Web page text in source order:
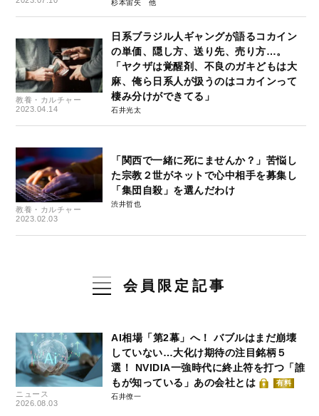
杉本宙矢
教養・カルチャー
2023.04.14
日系ブラジル人ギャングが語るコカイン
の単価、隠し方、送り先、売り方…。
「ヤクザは覚醒剤、不良のガキどもは大
麻、俺ら日系人が扱うのはコカインって
棲み分けができてる」
石井光太
教養・カルチャー
2023.02.03
「関西で一緒に死にませんか？」苦悩し
た宗教２世がネットで心中相手を募集し
「集団自殺」を選んだわけ
渋井哲也
会員限定記事
ニュース
2026.08.03
AI相場「第2幕」へ！ バブルはまだ崩壊
していない…大化け期待の注目銘柄５
選！ NVIDIA一強時代に終止符を打つ「誰
もが知っている」あの会社とは
有料
石井僚一